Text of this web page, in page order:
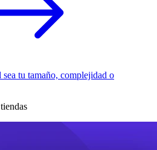
tu tamaño, complejidad o